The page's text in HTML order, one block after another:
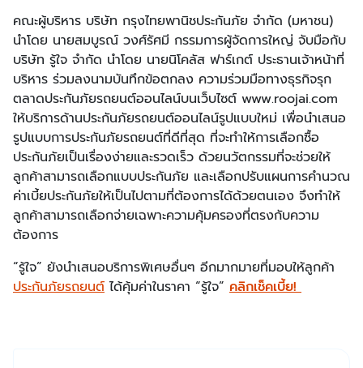
คณะผู้บริหาร บริษัท กรุงไทยพานิชประกันภัย จำกัด (มหาชน)
นำโดย นายสมบูรณ์ วงศ์รัศมี กรรมการผู้จัดการใหญ่ จับมือกับ
บริษัท รู้ใจ จำกัด นำโดย นายนิโคลัส ฟาร์เกต์ ประธานเจ้าหน้าที่
บริหาร ร่วมลงนามบันทึกข้อตกลง ความร่วมมือทางธุรกิจรุก
ตลาดประกันภัยรถยนต์ออนไลน์บนเว็บไซต์ www.roojai.com
ให้บริการด้านประกันภัยรถยนต์ออนไลน์รูปแบบใหม่ เพื่อนำเสนอ
รูปแบบการประกันภัยรถยนต์ที่ดีที่สุด ที่จะทำให้การเลือกซื้อ
ประกันภัยเป็นเรื่องง่ายและรวดเร็ว ด้วยนวัตกรรมที่จะช่วยให้
ลูกค้าสามารถเลือกแบบประกันภัย และเลือกปรับแผนการคำนวณ
ค่าเบี้ยประกันภัยให้เป็นไปตามที่ต้องการได้ด้วยตนเอง จึงทำให้
ลูกค้าสามารถเลือกจ่ายเฉพาะความคุ้มครองที่ตรงกับความ
ต้องการ
“รู้ใจ” ยังนำเสนอบริการพิเศษอื่นๆ อีกมากมายที่มอบให้ลูกค้า
ประกันภัยรถยนต์ ได้คุ้มค่าในราคา “รู้ใจ” คลิกเช็คเบี้ย!